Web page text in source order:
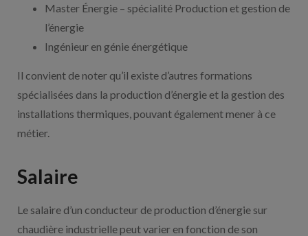
Master Énergie – spécialité Production et gestion de
l’énergie
Ingénieur en génie énergétique
Il convient de noter qu’il existe d’autres formations
spécialisées dans la production d’énergie et la gestion des
installations thermiques, pouvant également mener à ce
métier.
Salaire
Le salaire d’un conducteur de production d’énergie sur
chaudière industrielle peut varier en fonction de son